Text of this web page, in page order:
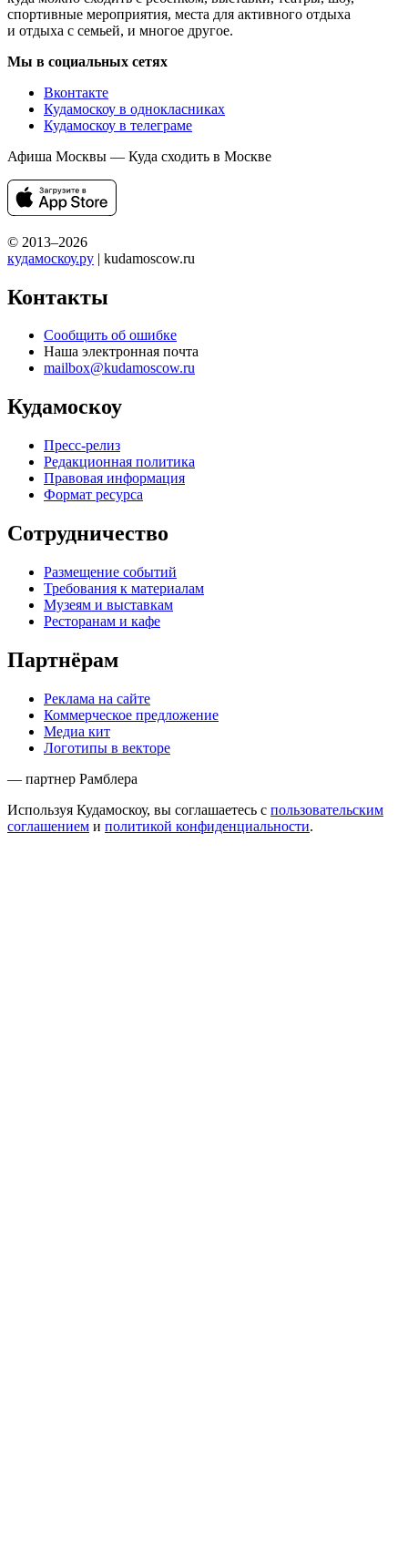
спортивные мероприятия, места для активного отдыха
и отдыха с семьей, и многое другое.
Мы в социальных сетях
Вконтакте
Кудамоскоу в однокласниках
Кудамоскоу в телеграме
Афиша Москвы — Куда сходить в Москве
© 2013–2026
кудамоскоу.ру | kudamoscow.ru
Контакты
Сообщить об ошибке
Наша электронная почта
mailbox@kudamoscow.ru
Кудамоскоу
Пресс-релиз
Редакционная политика
Правовая информация
Формат ресурса
Сотрудничество
Размещение событий
Требования к материалам
Музеям и выставкам
Ресторанам и кафе
Партнёрам
Реклама на сайте
Коммерческое предложение
Медиа кит
Логотипы в векторе
— партнер Рамблера
Используя Кудамоскоу, вы соглашаетесь с пользовательским
соглашением и политикой конфиденциальности.